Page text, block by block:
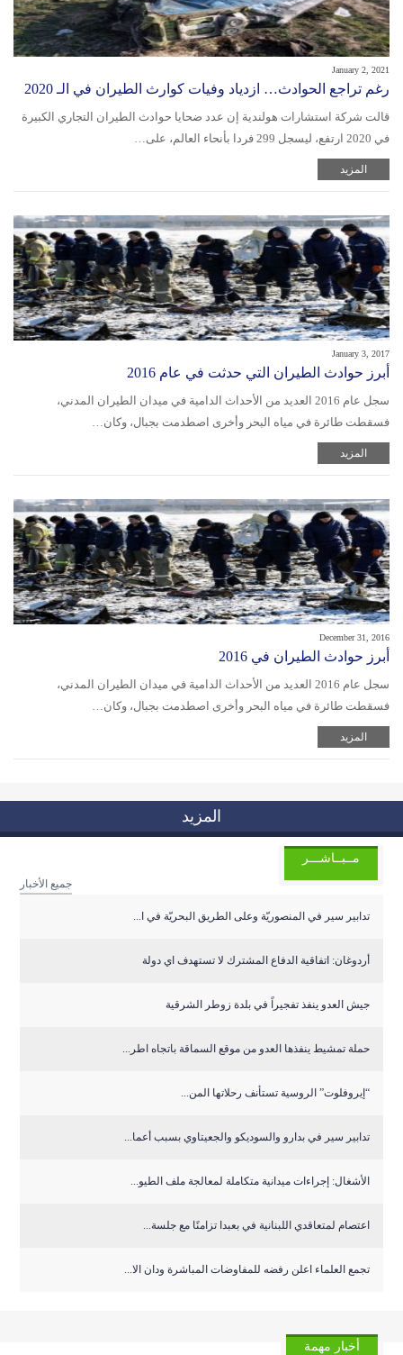
January 2, 2021
رغم تراجع الحوادث… ازدياد وفيات كوارث الطيران في الـ 2020
قالت شركة استشارات هولندية إن عدد ضحايا حوادث الطيران التجاري الكبيرة
في 2020 ارتفع، ليسجل 299 فردا بأنحاء العالم، على…
المزيد
January 3, 2017
أبرز حوادث الطيران التي حدثت في عام 2016
سجل عام 2016 العديد من الأحداث الدامية في ميدان الطيران المدني،
فسقطت طائرة في مياه البحر وأخرى اصطدمت بجبال، وكان…
المزيد
December 31, 2016
أبرز حوادث الطيران في 2016
سجل عام 2016 العديد من الأحداث الدامية في ميدان الطيران المدني،
فسقطت طائرة في مياه البحر وأخرى اصطدمت بجبال، وكان…
المزيد
المزيد
مــبــاشـــر
جميع الأخبار
تدابير سير في المنصوريّة وعلى الطريق البحريّة في ا...
أردوغان: اتفاقية الدفاع المشترك لا تستهدف اي دولة
جيش العدو ينفذ تفجيراً في بلدة زوطر الشرقية
حملة تمشيط ينفذها العدو من موقع السماقة باتجاه اطر...
“إيروفلوت” الروسية تستأنف رحلاتها المن...
تدابير سير في بدارو والسوديكو والجعيتاوي بسبب أعما...
الأشغال: إجراءات ميدانية متكاملة لمعالجة ملف الطيو...
اعتصام لمتعاقدي اللبنانية في بعبدا تزامنًا مع جلسة...
تجمع العلماء اعلن رفضه للمفاوضات المباشرة ودان الا...
أخبار مهمة